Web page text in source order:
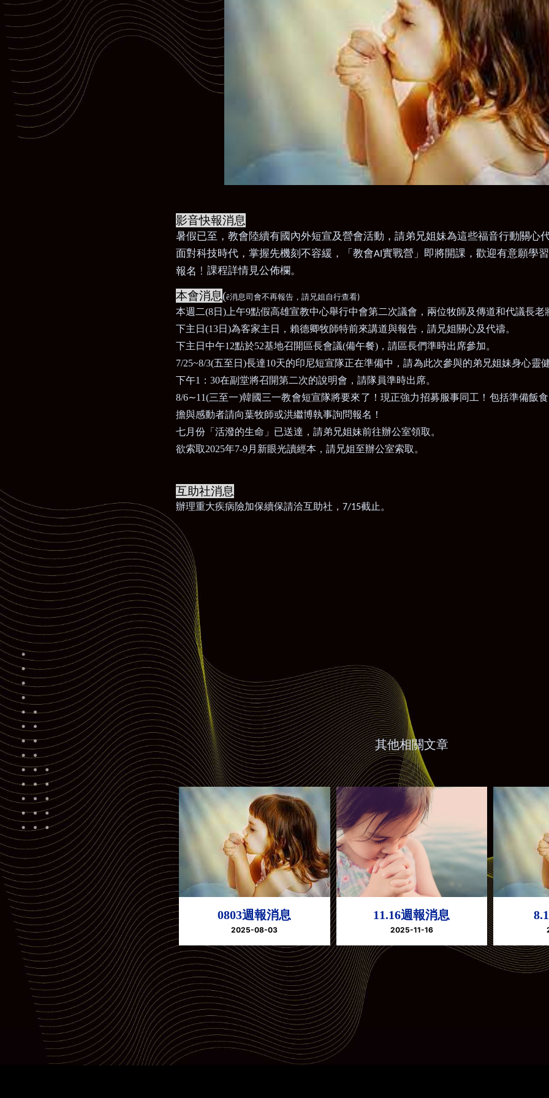
影音快報消息
暑假已至 ， 教會陸續有國內外短宣及營會活動，請弟兄姐妹為這些福音行動關心
面對科技時代， 掌握先機刻不容緩 ， 「 教會AI 實戰營 」 即將開課 ， 歡迎有意願學
報名 ﹗課程詳情見公佈欄。
本會消息(ê消息司會不再報告，請兄姐自行查看)
本週二(8日 )上午9點假高雄宣教中心舉行中會第二次議會，兩位牧師及傳道和代議長老
下主日 (13日 )為客家主日，賴德卿牧師特前來講道與報告，請兄姐關心及代禱。
下主日中午12點於52基地召開區長會議(備午餐)，請區長們準時出席參加。
7/25~8/3(五至日)長達10天的印尼短宣隊正在準備中 ，請為此次參與的弟兄姐妹身心靈
下午1 ： 30在副堂將召開第二次的說明會，請隊員準時出席。
8/6∼11(三至一)韓國三一教會短宣隊將要來了！現正強力招募服事同工！包括準備飯
擔與感動者請向葉牧師或洪繼博執事詢問報名！
七月份「活潑的生命」已送達 ， 請弟兄姐妹前往辦公室領取。
欲索取2025年7-9月新眼光讀經本，請兄姐至辦公室索取。
互助社消息
辦理重大疾病險加保續保請洽互助社， 7/15截止。
其他相關文章
0803週報消息
2025-08-03
11.16週報消息
2025-11-16